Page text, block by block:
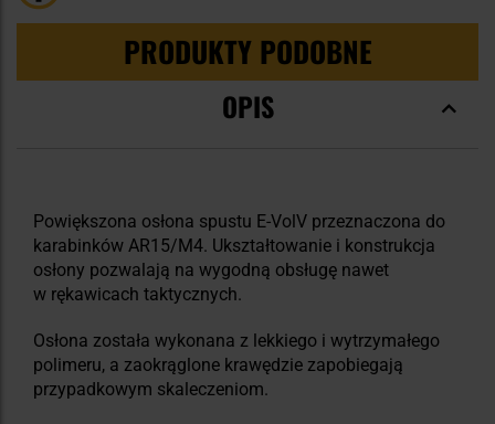
PRODUKTY PODOBNE
OPIS
Powiększona osłona spustu E-VolV przeznaczona do
karabinków AR15/M4. Ukształtowanie i konstrukcja
osłony pozwalają na wygodną obsługę nawet
w rękawicach taktycznych.
Osłona została wykonana z lekkiego i wytrzymałego
polimeru, a zaokrąglone krawędzie zapobiegają
przypadkowym skaleczeniom.